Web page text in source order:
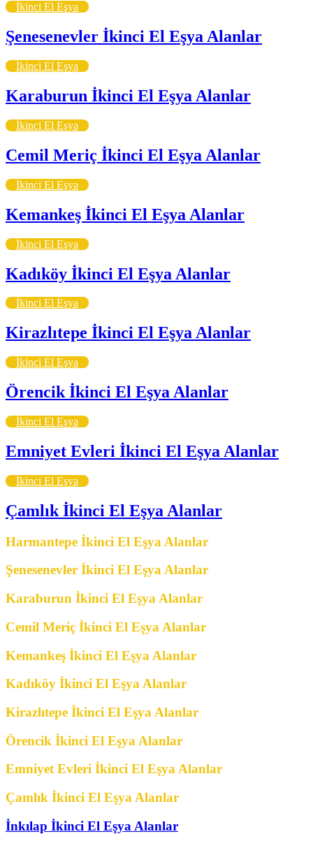
İkinci El Eşya
Şenesenevler İkinci El Eşya Alanlar
İkinci El Eşya
Karaburun İkinci El Eşya Alanlar
İkinci El Eşya
Cemil Meriç İkinci El Eşya Alanlar
İkinci El Eşya
Kemankeş İkinci El Eşya Alanlar
İkinci El Eşya
Kadıköy İkinci El Eşya Alanlar
İkinci El Eşya
Kirazlıtepe İkinci El Eşya Alanlar
İkinci El Eşya
Örencik İkinci El Eşya Alanlar
İkinci El Eşya
Emniyet Evleri İkinci El Eşya Alanlar
İkinci El Eşya
Çamlık İkinci El Eşya Alanlar
Harmantepe İkinci El Eşya Alanlar
Şenesenevler İkinci El Eşya Alanlar
Karaburun İkinci El Eşya Alanlar
Cemil Meriç İkinci El Eşya Alanlar
Kemankeş İkinci El Eşya Alanlar
Kadıköy İkinci El Eşya Alanlar
Kirazlıtepe İkinci El Eşya Alanlar
Örencik İkinci El Eşya Alanlar
Emniyet Evleri İkinci El Eşya Alanlar
Çamlık İkinci El Eşya Alanlar
İnkılap İkinci El Eşya Alanlar